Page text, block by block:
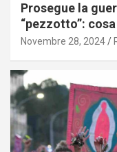
Prosegue la
“pezzotto”:
Novembre 28, 2024